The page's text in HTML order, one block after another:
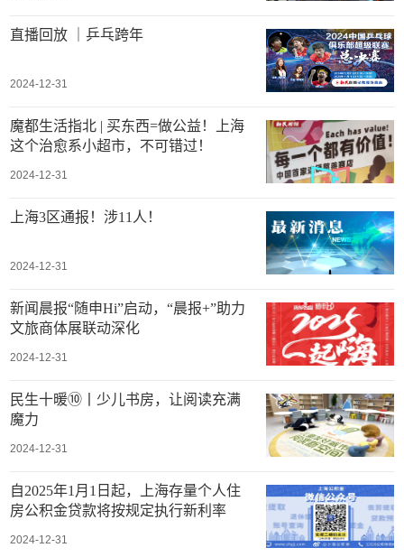
直播回放 ｜乒乓跨年
2024-12-31
魔都生活指北 | 买东西=做公益！上海
这个治愈系小超市，不可错过！
2024-12-31
上海3区通报！涉11人！
2024-12-31
新闻晨报“随申Hi”启动，“晨报+”助力
文旅商体展联动深化
2024-12-31
民生十暖⑩丨少儿书房，让阅读充满
魔力
2024-12-31
自2025年1月1日起，上海存量个人住
房公积金贷款将按规定执行新利率
2024-12-31